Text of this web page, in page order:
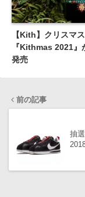
【Kith】クリスマ
『Kithmas 2021』
発売
前の記事
抽